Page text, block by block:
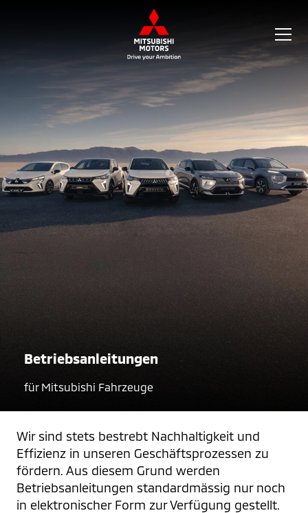
Betriebsanleitungen
für Mitsubishi Fahrzeuge
Wir sind stets bestrebt Nachhaltigkeit und
Effizienz in unseren Geschäftsprozessen zu
fördern. Aus diesem Grund werden
Betriebsanleitungen standardmässig nur noch
in elektronischer Form zur Verfügung gestellt.